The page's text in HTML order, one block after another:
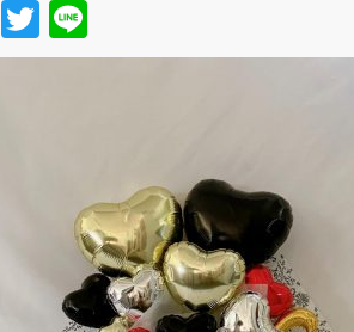
Facebook
Twitter